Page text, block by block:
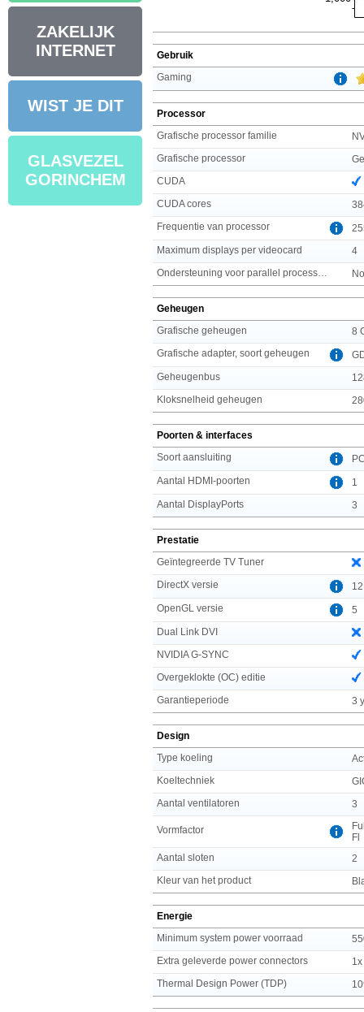
ZAKELIJK
INTERNET
WIST JE DIT
GLASVEZEL
GORINCHEM
Gebruik
Gaming
Processor
Grafische processor familie
Grafische processor
CUDA
CUDA cores
Frequentie van processor
Maximum displays per videocard
4
Geheugen
Grafische geheugen
8
Grafische adapter, soort geheugen
Geheugenbus
Kloksnelheid geheugen
Poorten & interfaces
Soort aansluiting
Aantal HDMI-poorten
1
Aantal DisplayPorts
3
Prestatie
Geïntegreerde TV Tuner
DirectX versie
12
OpenGL versie
5
Dual Link DVI
NVIDIA G-SYNC
Overgeklokte (OC) editie
Garantieperiode
3
Design
Type koeling
Koeltechniek
Aantal ventilatoren
3
Vormfactor
Fl
Aantal sloten
2
Kleur van het product
Energie
Minimum system power voorraad
Extra geleverde power connectors
Thermal Design Power (TDP)